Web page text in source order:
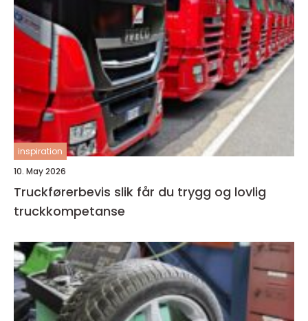
inspiration
10. May 2026
Truckførerbevis slik får du trygg og lovlig
truckkompetanse